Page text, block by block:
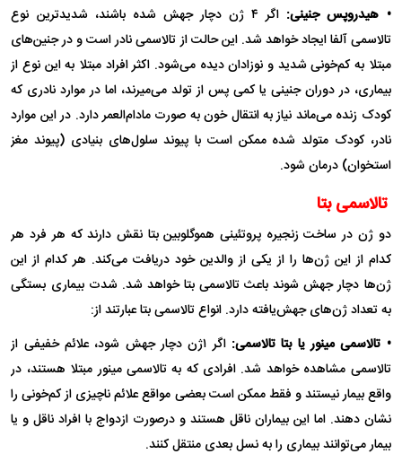
• هیدروپس جنینی:
اگر ۴ ژن دچار جهش شده باشند، شدیدترین نوع
تالاسمی آلفا ایجاد خواهد شد. این حالت از تالاسمی نادر است و در جنین‌های
مبتلا به کم‌خونی شدید و نوزادان دیده می‌شود. اکثر افراد مبتلا به این نوع از
بیماری، در دوران جنینی یا کمی پس از تولد می‌میرند، اما در موارد نادری که
کودک زنده می‌ماند نیاز به انتقال خون به صورت مادام‌العمر دارد. در این موارد
نادر، کودک متولد شده ممکن است با پیوند سلول‌های بنیادی (پیوند مغز
استخوان) درمان شود.
تالاسمی بتا
دو ژن در ساخت زنجیره پروتئینی هموگلوبین بتا نقش دارند که هر فرد هر
کدام از این ژن‌ها را از یکی از والدین خود دریافت می‌کند. هر کدام از این
ژن‌ها دچار جهش شوند باعث تالاسمی بتا خواهد شد. شدت بیماری بستگی
به تعداد ژن‌های جهش‌یافته دارد. انواع تالاسمی بتا عبارتند از:
• تالاسمی مینور یا بتا تالاسمی:
اگر ۱ژن دچار جهش شود، علائم خفیفی از
تالاسمی مشاهده خواهد شد. افرادی که به تالاسمی مینور مبتلا هستند، در
واقع بیمار نیستند و فقط ممکن است بعضی مواقع علائم ناچیزی از کم‌خونی را
نشان دهند. اما این بیماران ناقل هستند و درصورت ازدواج با افراد ناقل و یا
بیمار می‌توانند بیماری را به نسل بعدی منتقل کنند.